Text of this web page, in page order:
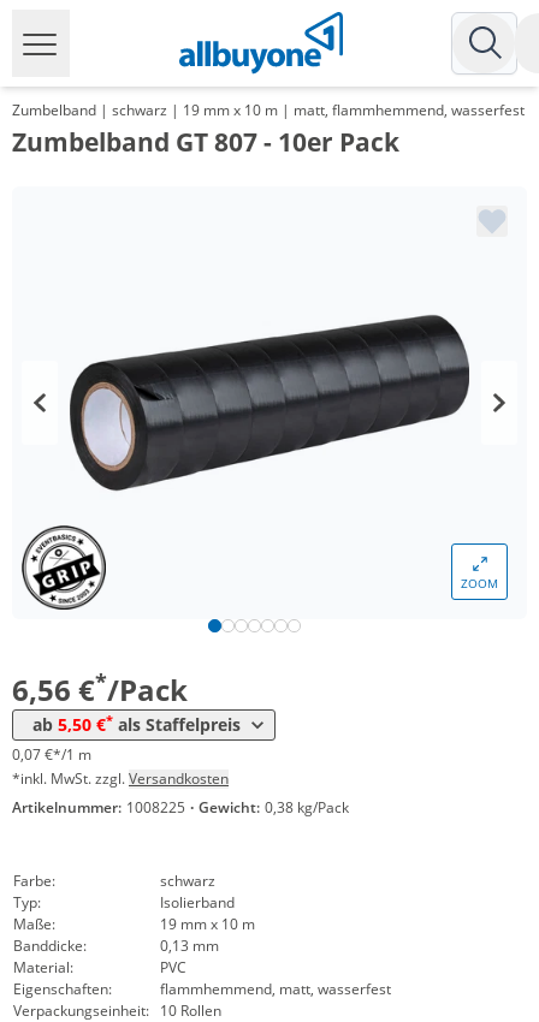
Zumbelband | schwarz | 19 mm x 10 m | matt, flammhemmend, wasserfest
Zumbelband GT 807 - 10er Pack
ZOOM
6,56 €*/Pack
ab 5,50 €* als Staffelpreis
Menge
ab 10 Pack 5,99 €
0,07 €*/1 m
*inkl. MwSt. zzgl.Versandkosten
Artikelnummer: 1008225 · Gewicht: 0,38 kg/Pack
Farbe:
schwarz
Typ:
Isolierband
Maße:
19 mm x 10 m
Banddicke:
0,13 mm
Material:
PVC
Eigenschaften:
flammhemmend, matt, wasserfest
Verpackungseinheit: 10 Rollen